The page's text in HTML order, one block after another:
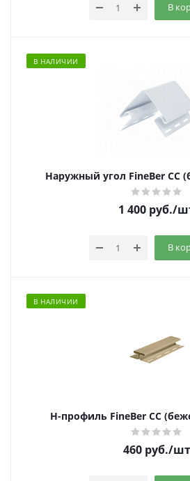
В
В НАЛИЧИИ
Наружный угол FineBer CC
1 400 руб./
В
В НАЛИЧИИ
Н-профиль FineBer CC
460руб./шт